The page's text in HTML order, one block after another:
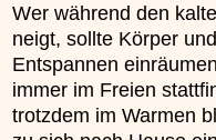
Wer während den
neigt, sollte Körper
Entspannen
immer im Freien
trotzdem im Warmen